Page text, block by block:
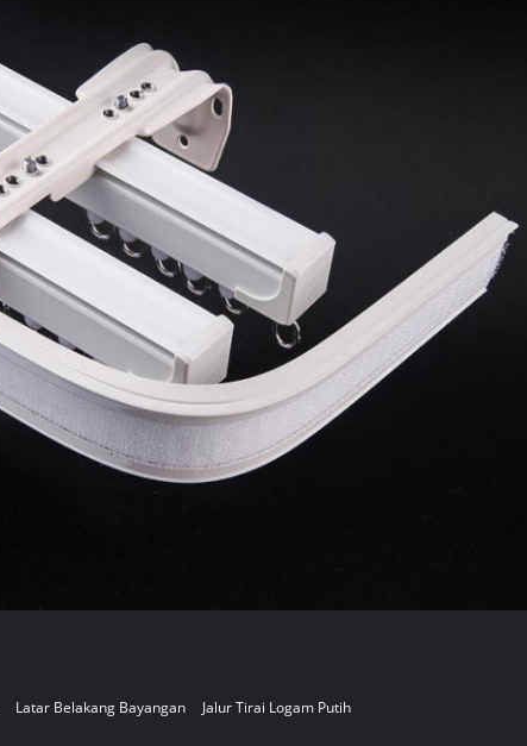
Latar Belakang Bayangan Jalur Tirai Logam Putih